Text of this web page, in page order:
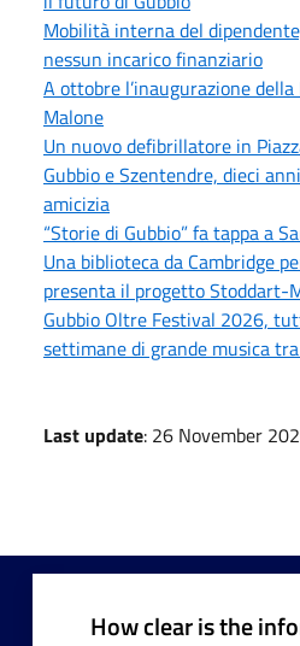
Mobilità interna del
nessun incarico finanziario
A ottobre l’inaugurazione
Malone
Un nuovo defibrillatore in
Gubbio e Szentendre, dieci
amicizia
“Storie di Gubbio” fa tappa a
Una biblioteca da Cambridge
presenta il progetto Stoddart-
Gubbio Oltre Festival 2026,
settimane di grande musica
Last update: 26 November
How clear is the